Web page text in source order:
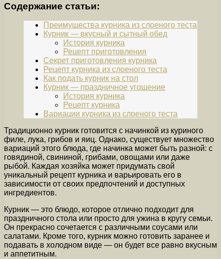
Содержание статьи:
Преимущества курника из слоеного теста
Курник — вкусный и сытный обед
История курника
Рецепт приготовления
Секрет приготовления курника
Рецепт курника из слоеного теста
Как подать курник на стол
Курник — праздничное угощение
История курника
Рецепт курника
Вариации курника из слоеного теста
Традиционно курник готовится с начинкой из куриного
филе, лука, грибов и яиц. Однако, существует множество
вариаций этого блюда, где начинка может быть разной: с
говядиной, свининой, грибами, овощами или даже
рыбой. Каждая хозяйка может придумать свой
уникальный рецепт курника и варьировать его в
зависимости от своих предпочтений и доступных
ингредиентов.
Курник — это блюдо, которое отлично подходит для
праздничного стола или просто для ужина в кругу семьи.
Он прекрасно сочетается с различными соусами или
салатами. Кроме того, курник можно готовить заранее и
подавать в холодном виде — он будет все равно вкусным
и аппетитным.